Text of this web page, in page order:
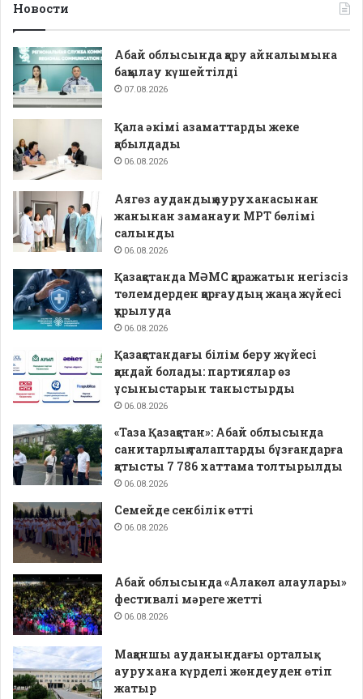
Новости
Абай облысында қару айналымына
бақылау күшейтілді
07.08.2026
Қала әкімі азаматтарды жеке
қабылдады
06.08.2026
Аягөз аудандық ауруханасынан
жанынан заманауи МРТ бөлімі
салынды
06.08.2026
Қазақстанда МӘМС қаражатын негізсіз
төлемдерден қорғаудың жаңа жүйесі
құрылуда
06.08.2026
Қазақстандағы білім беру жүйесі
қандай болады: партиялар өз
ұсыныстарын таныстырды
06.08.2026
«Таза Қазақстан»: Абай облысында
санитарлық талаптарды бұзғандарға
қатысты 7 786 хаттама толтырылды
06.08.2026
Семейде сенбілік өтті
06.08.2026
Абай облысында «Алакөл алаулары»
фестивалі мәреге жетті
06.08.2026
Мақаншы ауданындағы орталық
аурухана күрделі жөндеуден өтіп
жатыр